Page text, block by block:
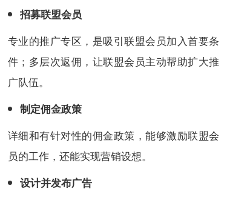
招募联盟会员
专业的推广专区，是吸引联盟会员加入首要条
件；多层次返佣，让联盟会员主动帮助扩大推
广队伍。
制定佣金政策
详细和有针对性的佣金政策，能够激励联盟会
员的工作，还能实现营销设想。
设计并发布广告